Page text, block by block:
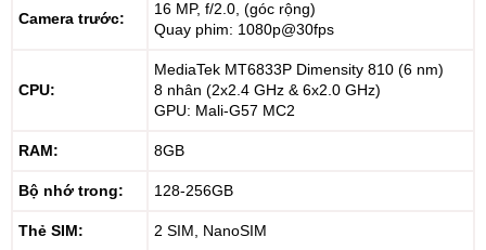
Camera trước:
16 MP, f/2.0, (góc rộng)
Quay phim: 1080p@30fps
CPU:
MediaTek MT6833P Dimensity 810 (6 nm)
8 nhân (2x2.4 GHz & 6x2.0 GHz)
GPU: Mali-G57 MC2
RAM: 8GB
Bộ nhớ trong: 128-256GB
Thẻ SIM: 2 SIM, NanoSIM